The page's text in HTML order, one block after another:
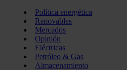
Política energética
Renovables
Mercados
Opinión
Eléctricas
Petróleo & Gas
Almacenamiento